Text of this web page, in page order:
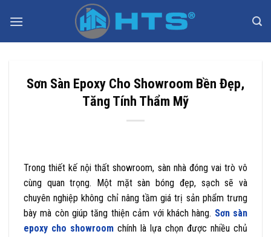
qua
Sơn Sàn Epoxy Cho Showroom Bền Đẹp,
Tăng Tính Thẩm Mỹ
Trong thiết kế nội thất showroom, sàn nhà đóng vai trò vô
cùng quan trọng. Một mặt sàn bóng đẹp, sạch sẽ và
chuyên nghiệp không chỉ nâng tầm giá trị sản phẩm trưng
bày mà còn giúp tăng thiện cảm với khách hàng. Sơn sàn
epoxy cho showroom chính là lựa chọn được nhiều chủ